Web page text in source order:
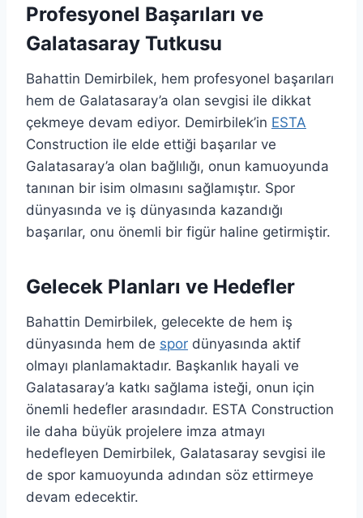
Profesyonel Başarıları ve
Galatasaray Tutkusu
Bahattin Demirbilek, hem profesyonel başarıları
hem de Galatasaray’a olan sevgisi ile dikkat
çekmeye devam ediyor. Demirbilek’in ESTA
Construction ile elde ettiği başarılar ve
Galatasaray’a olan bağlılığı, onun kamuoyunda
tanınan bir isim olmasını sağlamıştır. Spor
dünyasında ve iş dünyasında kazandığı
başarılar, onu önemli bir figür haline getirmiştir.
Gelecek Planları ve Hedefler
Bahattin Demirbilek, gelecekte de hem iş
dünyasında hem de spor dünyasında aktif
olmayı planlamaktadır. Başkanlık hayali ve
Galatasaray’a katkı sağlama isteği, onun için
önemli hedefler arasındadır. ESTA Construction
ile daha büyük projelere imza atmayı
hedefleyen Demirbilek, Galatasaray sevgisi ile
de spor kamuoyunda adından söz ettirmeye
devam edecektir.